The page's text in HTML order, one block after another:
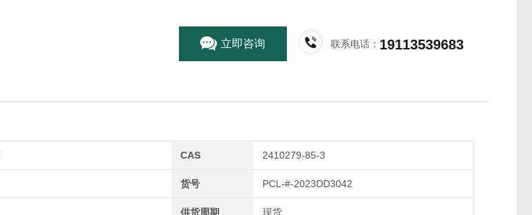
立即咨询 联系电话： 19113539683
CAS 2410279-85-3
货号 PCL-#-2023DD3042
供货周期 现货